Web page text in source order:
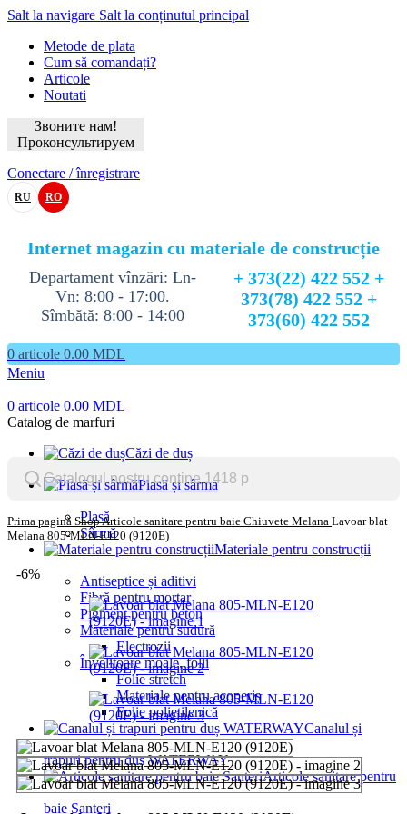
Salt la navigare Salt la conținutul principal
Metode de plata
Cum să comandați?
Articole
Noutati
Звоните нам!
Проконсультируем
Conectare / înregistrare
RU RO
Internet magazin cu materiale de construcție
Departament vînzări: Ln-
Vn: 8:00 - 17:00.
Sîmbătă: 8:00 - 14:00
+ 373(22) 422 552 +
373(78) 422 552 +
373(60) 422 552
0 articole 0.00 MDL
Meniu
0 articole 0.00 MDL
Catalog de marfuri
Căzi de duș
Plasă și sârmă
Plasă
Sârmă
Materiale pentru construcții
Antiseptice și aditivi
Fibră pentru mortar
Pigment pentru beton
Materiale pentru sudură
Electrozii
Învelitoare moale, folii
Folie stretch
Materiale pentru acoperiș
Folie polietilenică
Canalul și
trapuri pentru duș WATERWAY
Articole sanitare pentru
baie Santeri
Prima pagină ShopArticole sanitare pentru baie Chiuvete Melana Lavoar blat
Melana 805-MLN-E120 (9120E)
-6%